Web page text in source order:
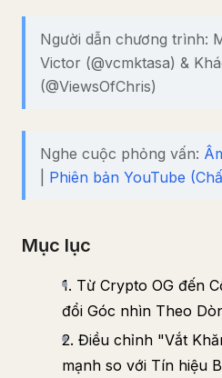
Người dẫn chương trình:
Victor (@vcmktasa) &
(@ViewsOfChris)
Nghe cuộc phỏng vấn:
Phiên bản YouTube
Mục lục
1. Từ Crypto OG đến
đổi Góc nhìn Theo
2. Điều chỉnh "Vắt
mạnh so với Tín hiệu